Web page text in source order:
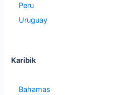
Peru
Uruguay
Karibik
Bahamas